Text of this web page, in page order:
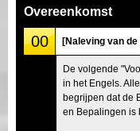
Bedrijf
Tokio Shinagawa
Tokio Akihabara#2
Tokio Shibuya
Overeenkomst
00 [Naleving van
De volgende
in het Engels.
begrijpen dat de
en Bepalingen is